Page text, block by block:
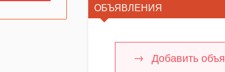
ОБЪЯВЛЕНИЯ
Добавить